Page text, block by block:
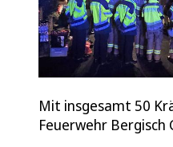
Mit insgesamt 50
Feuerwehr Bergisch